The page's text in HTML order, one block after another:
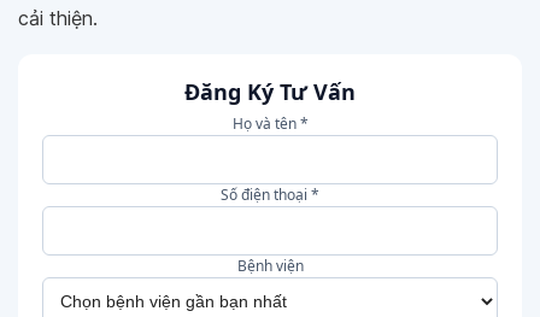
cải thiện.
Đăng Ký Tư Vấn
Họ và tên *
Số điện thoại *
Bệnh viện